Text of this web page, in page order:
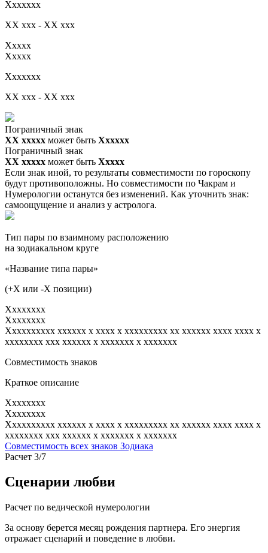
Xxxxxxx
XX xxx - XX xxx
Xxxxx
Xxxxx
Xxxxxxx
XX xxx - XX xxx
Пограничный знак
XX ххххх может быть Хххххх
Пограничный знак
XX ххххх может быть Ххххх
Если знак иной, то результаты совместимости по гороскопу
будут противоположны. Но совместимости по Чакрам и
Нумерологии останутся без изменений. Как уточнить знак:
самоощущение и анализ у астролога.
Тип пары по взаимному расположению
на зодиакальном круге
«Название типа пары»
(+X или -X позиции)
Xxxxxxxx
Xxxxxxxx
Xxxxxxxxxx xxxxxx x xxxx x xxxxxxxxx xx xxxxxx xxxx xxxx x
xxxxxxxx xxx xxxxxx x xxxxxxx x xxxxxxx
Совместимость знаков
Краткое описание
Xxxxxxxx
Xxxxxxxx
Xxxxxxxxxx xxxxxx x xxxx x xxxxxxxxx xx xxxxxx xxxx xxxx x
xxxxxxxx xxx xxxxxx x xxxxxxx x xxxxxxx
Совместимость всех знаков Зодиака
Расчет 3/7
Сценарии любви
Расчет по ведической нумерологии
За основу берется месяц рождения партнера. Его энергия
отражает сценарий и поведение в любви.